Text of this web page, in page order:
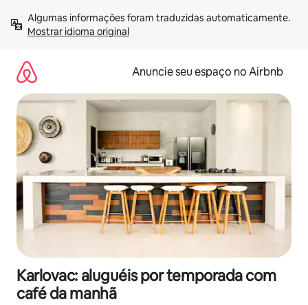
para
Mostrar idioma original
Anuncie seu espaço no Airbnb
Karlovac: aluguéis por temporada com
café da manhã